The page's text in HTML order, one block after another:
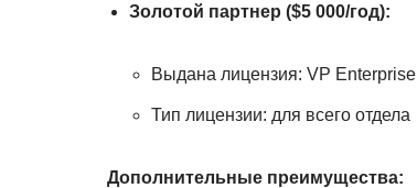
Золотой партнер ($5 000/год):
Выдана лицензия: VP Enterprise
Тип лицензии: для всего отдела
Дополнительные преимущества: